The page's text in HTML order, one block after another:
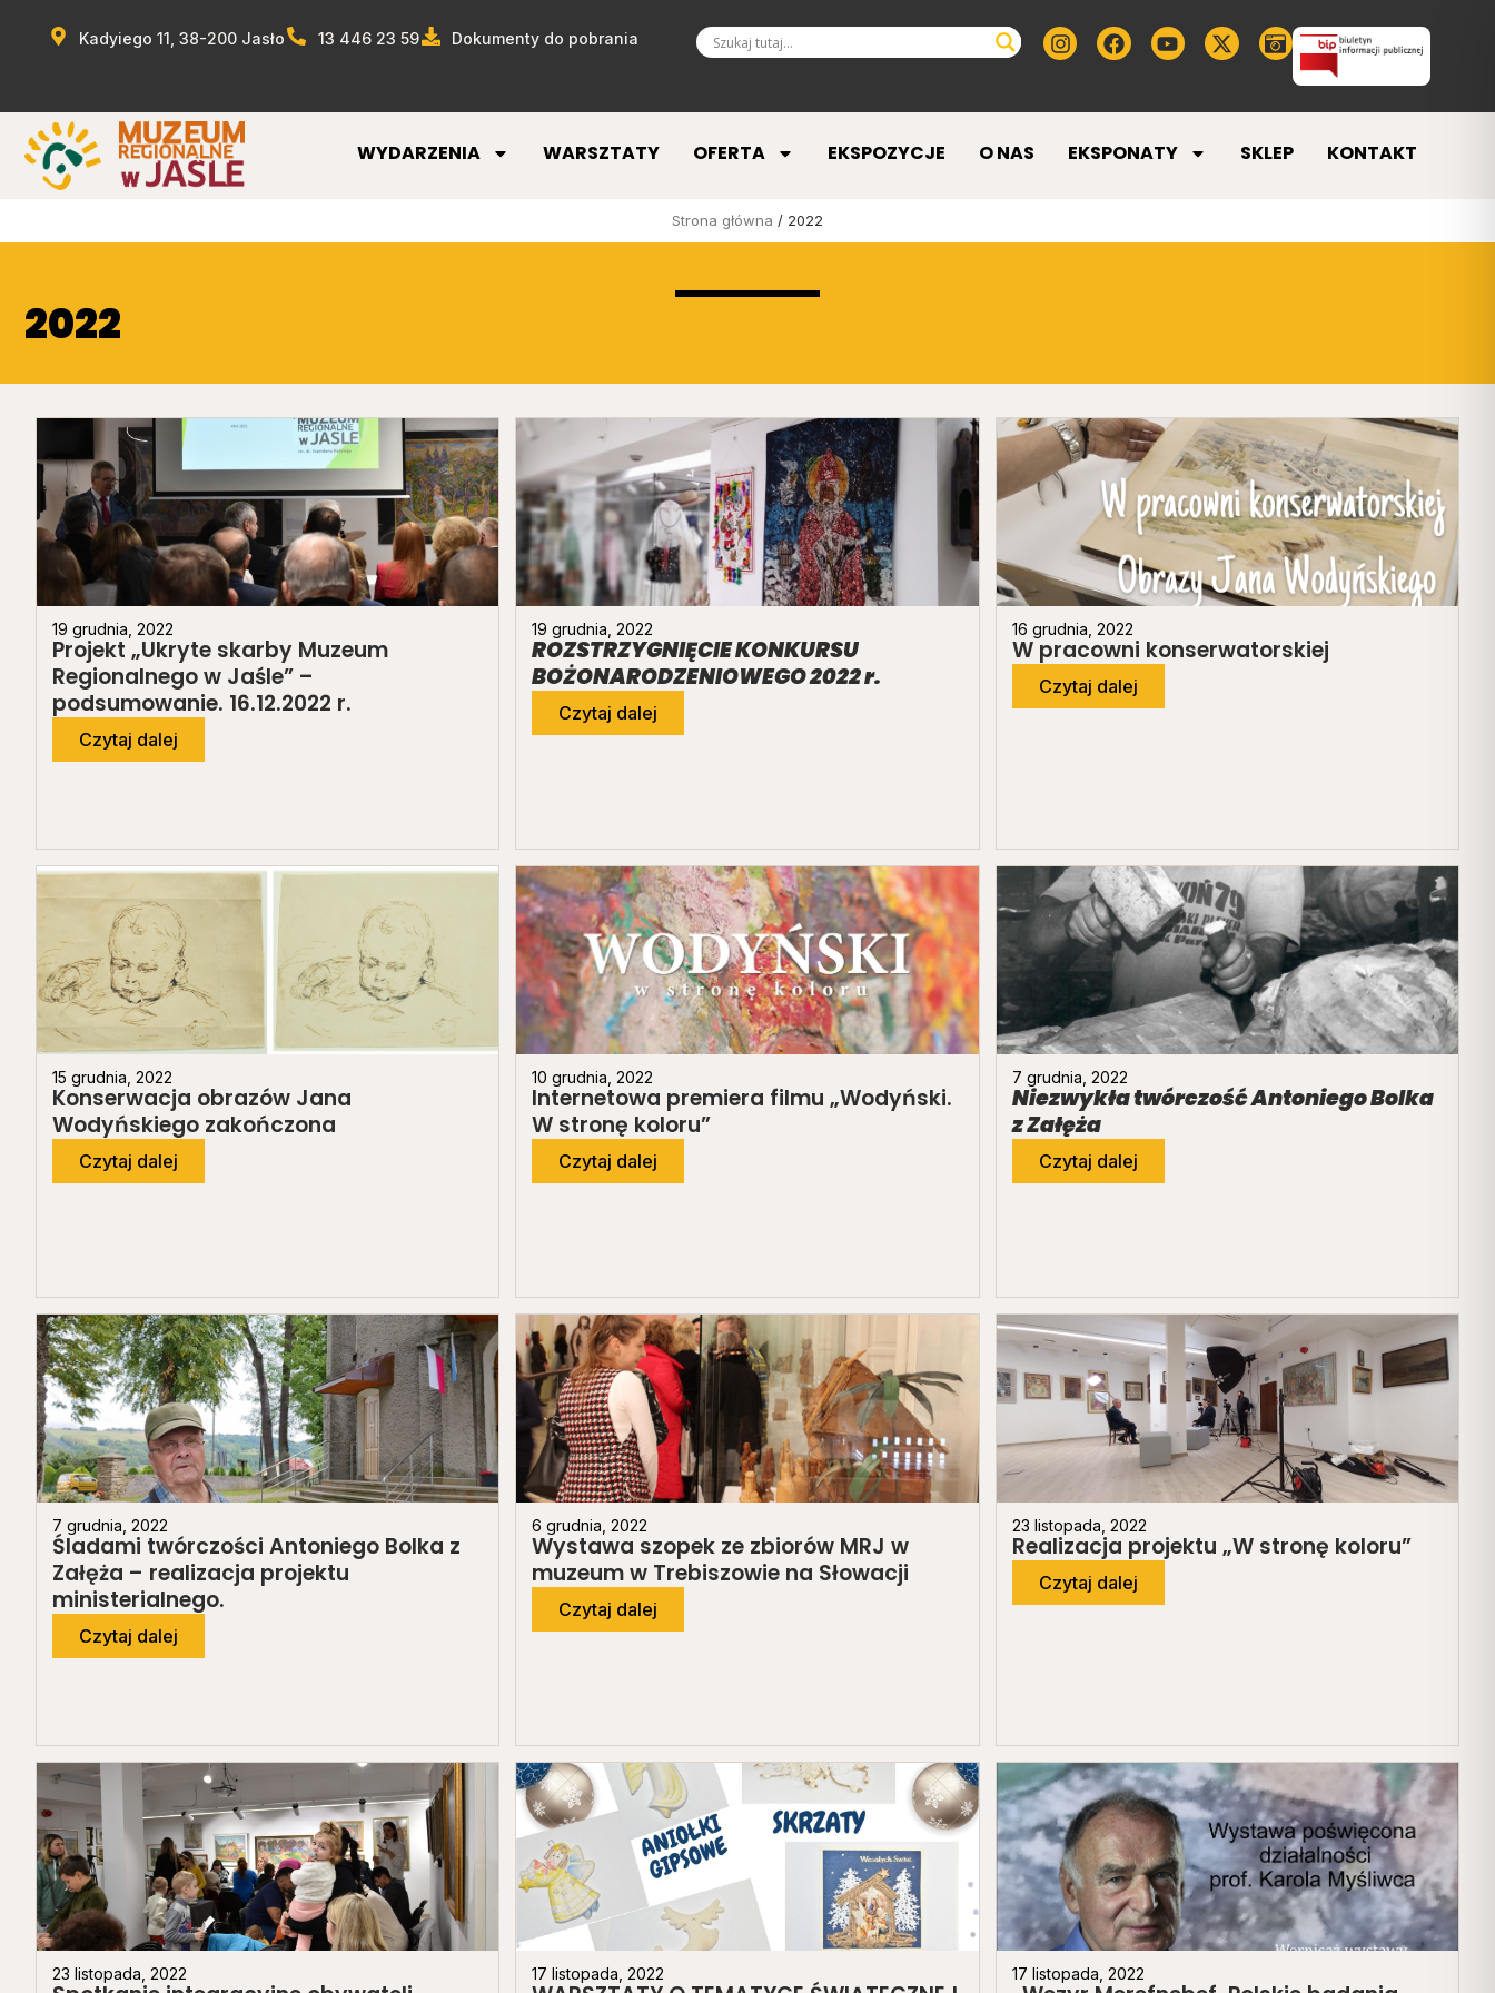
Kadyiego 11, 38-200 Jasło 13 446 23 59 Dokumenty do pobrania
WYDARZENIA WARSZTATY OFERTA EKSPOZYCJE O NAS EKSPONATY SKLEP KONTAKT
Strona główna / 2022
2022
19 grudnia, 2022
Projekt „Ukryte skarby Muzeum
Regionalnego w Jaśle” –
podsumowanie. 16.12.2022 r.
Czytaj dalej
19 grudnia, 2022
ROZSTRZYGNIĘCIE KONKURSU
BOŻONARODZENIOWEGO 2022 r.
Czytaj dalej
16 grudnia, 2022
W pracowni konserwatorskiej
Czytaj dalej
15 grudnia, 2022
Konserwacja obrazów Jana
Wodyńskiego zakończona
Czytaj dalej
10 grudnia, 2022
Internetowa premiera filmu „Wodyński.
W stronę koloru”
Czytaj dalej
7 grudnia, 2022
Niezwykła twórczość Antoniego Bolka
z Załęża
Czytaj dalej
7 grudnia, 2022
Śladami twórczości Antoniego Bolka z
Załęża – realizacja projektu
ministerialnego.
Czytaj dalej
6 grudnia, 2022
Wystawa szopek ze zbiorów MRJ w
muzeum w Trebiszowie na Słowacji
Czytaj dalej
23 listopada, 2022
Realizacja projektu „W stronę koloru”
Czytaj dalej
23 listopada, 2022 17 listopada, 2022 17 listopada, 2022